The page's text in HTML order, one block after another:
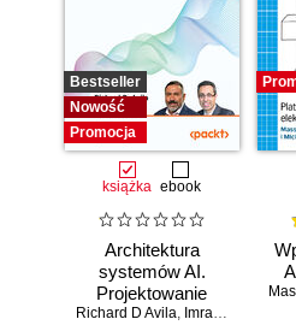
Bestseller
Nowość
Promocja
książka ebook
Architektura
systemów AI.
Projektowanie
skalowalnego i
Richard D Avila, Imran Ahmad